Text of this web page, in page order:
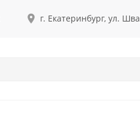
г. Екатеринбург, ул.